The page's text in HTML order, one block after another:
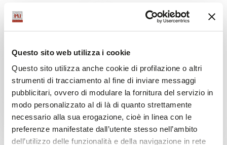
Questo sito web utilizza i cookie
Questo sito utilizza anche cookie di profilazione o altri
strumenti di tracciamento al fine di inviare messaggi
pubblicitari, ovvero di modulare la fornitura del servizio in
modo personalizzato al di là di quanto strettamente
necessario alla sua erogazione, cioè in linea con le
preferenze manifestate dall’utente stesso nell’ambito
dell’utilizzo delle funzionalità e della navigazione in rete
Padiglione 5 / Stand G05 G07 G09
G11 G13
ACHILLE PINTO
Padiglione 7 / Stand H01
ALA CAMPOLMI
Italia